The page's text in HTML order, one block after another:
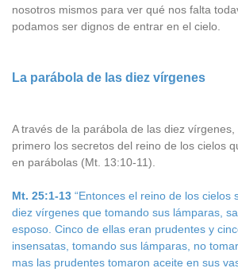
nosotros mismos para ver qué nos falta
podamos ser dignos de entrar en el cielo.
La parábola de las diez vírgenes
A través de la parábola de las diez
primero los secretos del reino de los cielos
en parábolas (Mt. 13:10-11).
Mt. 25:1-13 “Entonces el reino de los cielos
diez vírgenes que tomando sus lámparas,
esposo. Cinco de ellas eran prudentes y
insensatas, tomando sus lámparas, no
mas las prudentes tomaron aceite en sus